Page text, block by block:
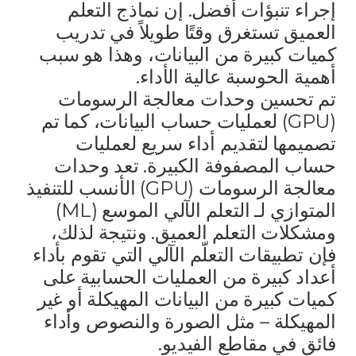
إجراء تنبؤات أفضل. إن نماذج التعلم
العميق تستغرق وقتًا طويلاً في تدريب
كميات كبيرة من البيانات، وهذا هو سبب
أهمية الحوسبة عالية الأداء.
تم تحسين وحدات معالجة الرسومات
(GPU) لعمليات حساب البيانات، كما تم
تصميمها لتقديم أداء سريع لعمليات
حساب المصفوفة الكبيرة. تعد وحدات
معالجة الرسومات (GPU) الأنسب للتنفيذ
المتوازي لـ التعلم الآلي الموسع (ML)
ومشكلات التعلم العميق. ونتيجة لذلك،
فإن تطبيقات التعلّم الآلي التي تقوم بأداء
أعداد كبيرة من العمليات الحسابية على
كميات كبيرة من البيانات المهيكلة أو غير
المهيكلة – مثل الصورة والنصوص وأداء
فائق في مقاطع الفيديو.